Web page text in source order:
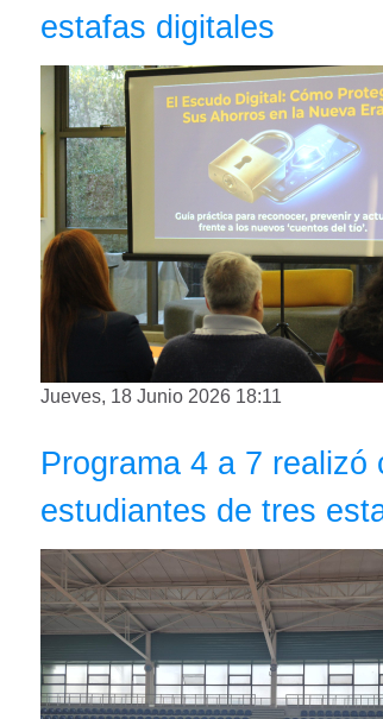
estafas digitales
Jueves, 18 Junio 2026 18:11
Programa 4 a 7
estudiantes de tres